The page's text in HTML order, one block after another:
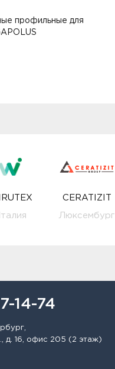
профильные для
CERATIZIT
Люксембург
14-74
д. 16, офис 205 (2 этаж)